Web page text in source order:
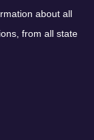
about all
from all state